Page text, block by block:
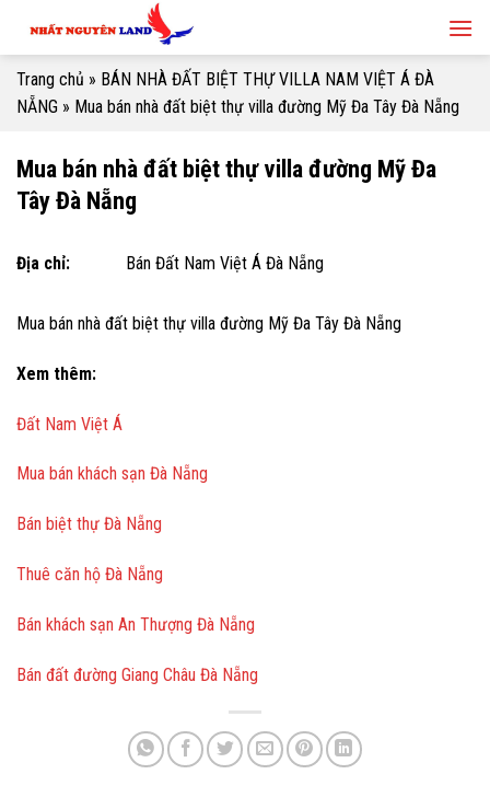
content
Trang chủ » BÁN NHÀ ĐẤT BIỆT THỰ VILLA NAM VIỆT Á ĐÀ
NẴNG » Mua bán nhà đất biệt thự villa đường Mỹ Đa Tây Đà Nẵng
Mua bán nhà đất biệt thự villa đường Mỹ Đa
Tây Đà Nẵng
Địa chỉ: Bán Đất Nam Việt Á Đà Nẵng
Mua bán nhà đất biệt thự villa đường Mỹ Đa Tây Đà Nẵng
Xem thêm:
Đất Nam Việt Á
Mua bán khách sạn Đà Nẵng
Bán biệt thự Đà Nẵng
Thuê căn hộ Đà Nẵng
Bán khách sạn An Thượng Đà Nẵng
Bán đất đường Giang Châu Đà Nẵng